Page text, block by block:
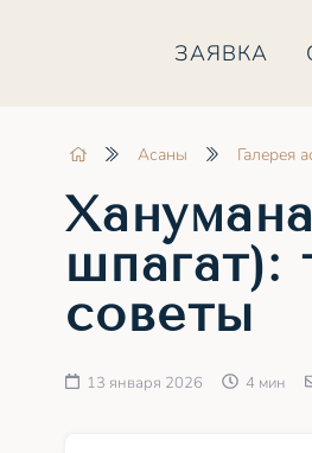
ЗАЯВКА
Асаны Галерея
шпагат):
советы
13 января 2026 4 мин